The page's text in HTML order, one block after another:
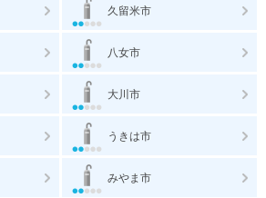
久留米市
八女市
大川市
うきは市
みやま市